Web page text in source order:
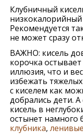
Клубничный
низкокалорийный
Рекомендуется
не может сразу
ВАЖНО: кисель
корочка остывает
иллюзия, что и
избежать
с киселем как
добрались дети.
кисель в
остынет намного
клубника,